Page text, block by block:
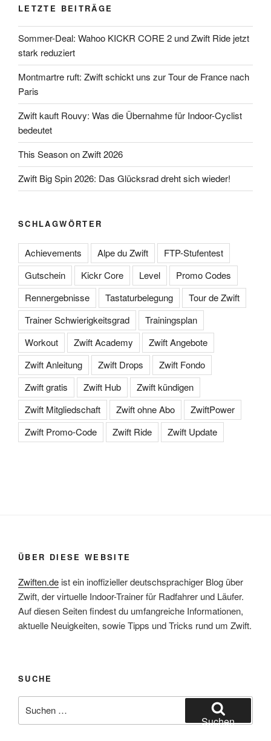
LETZTE BEITRÄGE
Sommer-Deal: Wahoo KICKR CORE 2 und Zwift Ride jetzt
stark reduziert
Montmartre ruft: Zwift schickt uns zur Tour de France nach
Paris
Zwift kauft Rouvy: Was die Übernahme für Indoor-Cyclist
bedeutet
This Season on Zwift 2026
Zwift Big Spin 2026: Das Glücksrad dreht sich wieder!
SCHLAGWÖRTER
Achievements Alpe du Zwift
FTP-Stufentest
Gutschein
Kickr Core Level
Promo Codes
Rennergebnisse
Tastaturbelegung
Tour de Zwift
Trainer Schwierigkeitsgrad
Trainingsplan
Workout
Zwift Academy
Zwift Angebote
Zwift Anleitung
Zwift Drops
Zwift Fondo
Zwift gratis
Zwift Hub
Zwift kündigen
Zwift Mitgliedschaft
Zwift ohne Abo
ZwiftPower
Zwift Promo-Code
Zwift Ride Zwift Update
ÜBER DIESE WEBSITE
Zwiften.de ist ein inoffizieller deutschsprachiger Blog über
Zwift, der virtuelle Indoor-Trainer für Radfahrer und Läufer.
Auf diesen Seiten findest du umfangreiche Informationen,
aktuelle Neuigkeiten, sowie Tipps und Tricks rund um Zwift.
SUCHE
nach:
Suchen